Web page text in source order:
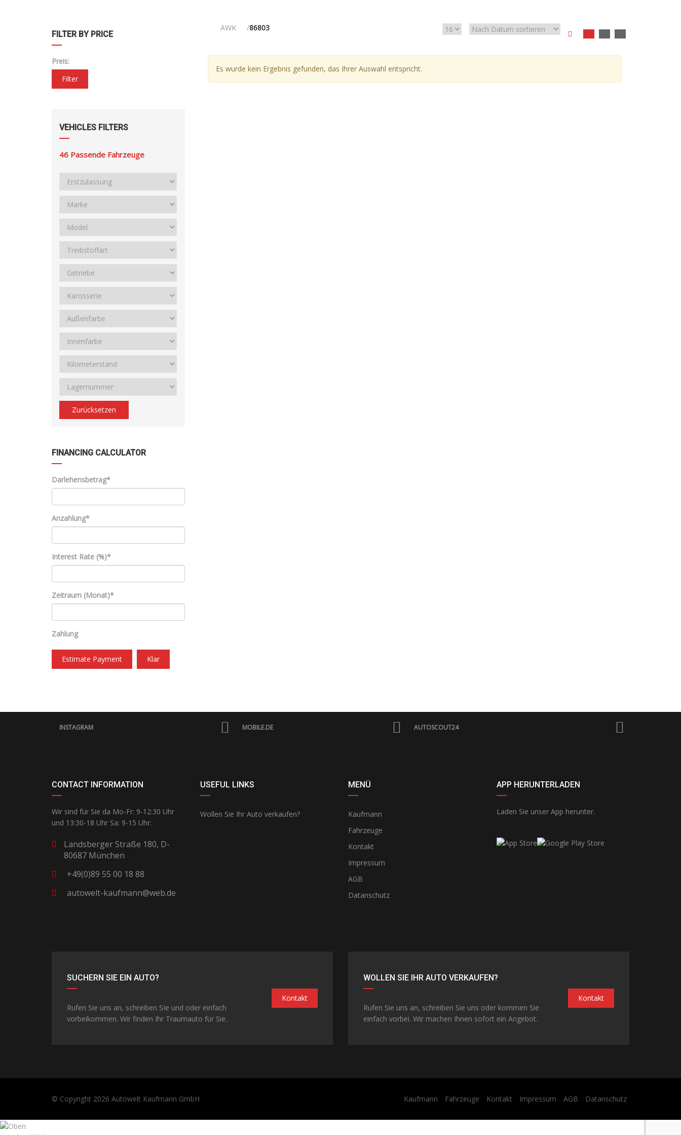
FILTER BY PRICE
Preis:
Filter
VEHICLES FILTERS
46 Passende Fahrzeuge
Zurücksetzen
FINANCING CALCULATOR
Darlehensbetrag*
Anzahlung*
Interest Rate (%)*
Zeitraum (Monat)*
Zahlung
Estimate Payment Klar
AWK 86803
Es wurde kein Ergebnis gefunden, das Ihrer Auswahl entspricht.
INSTAGRAM MOBILE.DE AUTOSCOUT24
CONTACT INFORMATION
Wir sind für Sie da Mo-Fr: 9-12:30 Uhr
und 13:30-18 Uhr Sa: 9-15 Uhr:
Landsberger Straße 180, D-
80687 München
+49(0)89 55 00 18 88
autowelt-kaufmann@web.de
USEFUL LINKS
Wollen Sie Ihr Auto verkaufen?
MENÜ
Kaufmann
Fahrzeuge
Kontakt
Impressum
AGB
Datanschutz
APP HERUNTERLADEN
Laden Sie unser App herunter.
SUCHERN SIE EIN AUTO?
Rufen Sie uns an, schreiben SIe und oder einfach
vorbeikommen. Wir finden Ihr Traumauto für Sie.
Kontakt
WOLLEN SIE IHR AUTO VERKAUFEN?
Rufen Sie uns an, schreiben Sie uns oder kommen Sie
einfach vorbei. Wir machen Ihnen sofort ein Angebot.
Kontakt
© Copyright 2026 Autowelt Kaufmann GmbH Kaufmann Fahrzeuge Kontakt Impressum AGB Datanschutz